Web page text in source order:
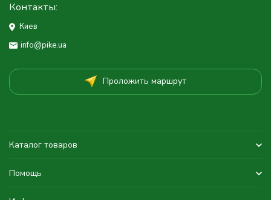
Контакты:
Киев
info@pike.ua
Проложить маршрут
Каталог товаров
Помощь